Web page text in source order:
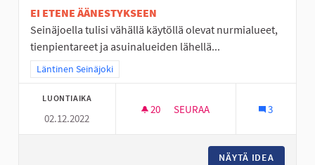
EI ETENE ÄÄNESTYKSEEN
Seinäjoella tulisi vähällä käytöllä olevat nurmialueet,
tienpientareet ja asuinalueiden lähellä...
Rajaa tulokset teeman mukaan: Läntinen Seinäjoki
Läntinen Seinäjoki
LUONTIAIKA
02.12.2022
20 20 SEURAAJAA
SEURAA 3
NÄYTÄ IDEA